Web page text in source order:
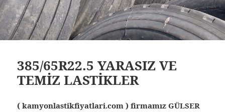
385/65R22.5 YARASIZ VE
TEMİZ LASTİKLER
( kamyonlastikfiyatlari.com ) firmamız GÜLSER